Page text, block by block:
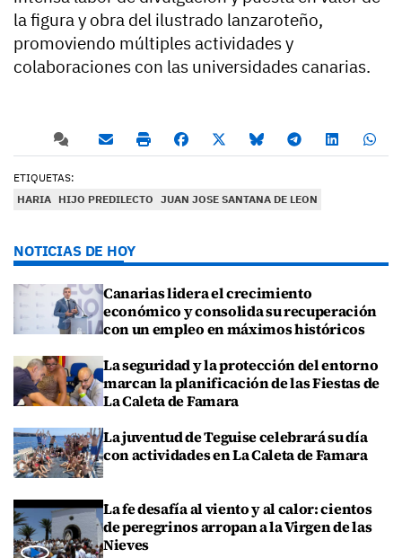
la figura y obra del ilustrado lanzaroteño,
promoviendo múltiples actividades y
colaboraciones con las universidades canarias.
ETIQUETAS:
HARIA HIJO PREDILECTO JUAN JOSE SANTANA DE LEON
NOTICIAS DE HOY
Canarias lidera el crecimiento
económico y consolida su recuperación
con un empleo en máximos históricos
La seguridad y la protección del entorno
marcan la planificación de las Fiestas de
La Caleta de Famara
La juventud de Teguise celebrará su día
con actividades en La Caleta de Famara
La fe desafía al viento y al calor: cientos
de peregrinos arropan a la Virgen de las
Nieves